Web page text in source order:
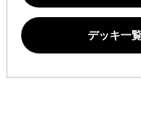
デッキ一